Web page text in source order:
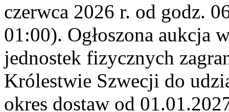
czerwca 2026 r. od godz.
01:00). Ogłoszona aukcja
jednostek fizycznych
Królestwie Szwecji do
okres dostaw od